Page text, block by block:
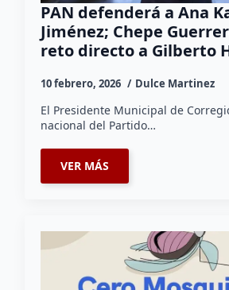
PAN defenderá a Ana
Jiménez; Chepe
reto directo a Gilberto
10 febrero, 2026 Dulce Martinez
El Presidente Municipal de
nacional del Partido…
VER MÁS